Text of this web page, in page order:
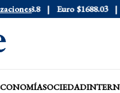
$1578.8 Euro $1688.03
SOCIEDAD